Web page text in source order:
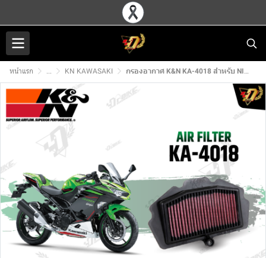
หน้าแรก ... KN KAWASAKI กรองอากาศ K&N KA-4018 สำหรับ NINJA400